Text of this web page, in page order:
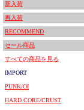
新入荷
再入荷
RECOMMEND
セール商品
すべての商品を見る
IMPORT
PUNK/OI
HARD CORE/CRUST